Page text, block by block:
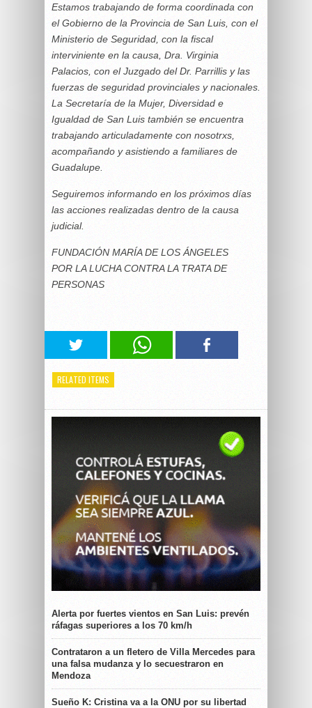
Estamos trabajando de forma coordinada con
el Gobierno de la Provincia de San Luis, con el
Ministerio de Seguridad, con la fiscal
interviniente en la causa, Dra. Virginia
Palacios, con el Juzgado del Dr. Parrillis y las
fuerzas de seguridad provinciales y nacionales.
La Secretaría de la Mujer, Diversidad e
Igualdad de San Luis también se encuentra
trabajando articuladamente con nosotrxs,
acompañando y asistiendo a familiares de
Guadalupe.
Seguiremos informando en los próximos días
las acciones realizadas dentro de la causa
judicial.
FUNDACIÓN MARÍA DE LOS ÁNGELES
POR LA LUCHA CONTRA LA TRATA DE
PERSONAS
RELATED ITEMS
Alerta por fuertes vientos en San Luis: prevén
ráfagas superiores a los 70 km/h
Contrataron a un fletero de Villa Mercedes para
una falsa mudanza y lo secuestraron en
Mendoza
Sueño K: Cristina va a la ONU por su libertad